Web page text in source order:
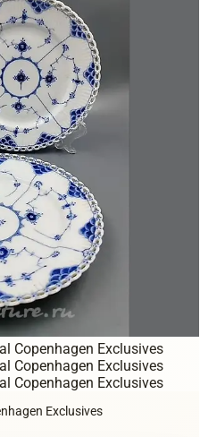
Exclusives